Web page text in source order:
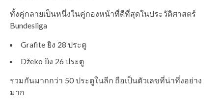
ทั้งคู่กลายเป็นหนึ่งในคู่กองหน้าที่ดีที่สุดในประวัติศาสตร์
Bundesliga
Grafite ยิง 28 ประตู
Džeko ยิง 26 ประตู
รวมกันมากกว่า 50 ประตูในลีก ถือเป็นตัวเลขที่น่าทึ่งอย่าง
มาก